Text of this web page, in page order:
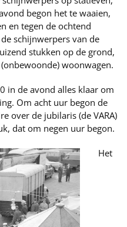
begon het te waaien,
en tegen de ochtend
schijnwerpers van de
stukken op de grond,
woonwagen.
in de avond alles klaar om
Om acht uur begon de
over de jubilaris (de VARA)
dat om negen uur begon.
Het